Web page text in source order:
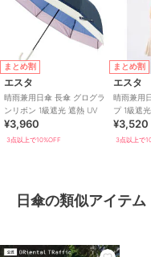
からご注意ください。
ブランド エスタ
ショップ ムー
商品カテゴリ 傘・レ
性別タイプ
レデ
傘・
まとめ割
エスタ
晴雨兼用日傘 長傘 グログラ
ンリボン 1級遮光 遮熱 UV
¥3,960
3点以上で10%OFF
まとめ割
エスタ
晴雨兼用
プ 1級遮
¥3,520
3点以上で
日傘の類似アイテム